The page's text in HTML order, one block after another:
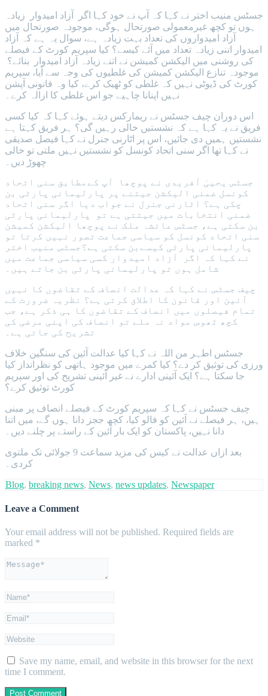
جسٹس منیب اختر نے کہا کہ آپ نے خود کہا اگر آزاد امیدوار زیادہ
ہوں تو کچھ غیرمعمولی صورتحال ہوگی، موجودہ صورتحال میں
آزاد امیدواروں کی تعداد بہت زیادہ ہے، سوال یہ ہے کہ آزاد
امیدوار اتنی زیادہ تعداد میں آئے کیسے؟ کیا سپریم کورٹ کے فیصلے
کی روشنی میں الیکشن کمیشن نے اتنے زیادہ آزاد امیدوار بنائے؟
موجودہ تنازع الیکشن کمیشن کی غلطیوں کی وجہ سے آیا، سپریم
کورٹ کی ڈیوٹی نہیں کہ غلطی کو ٹھیک کرے، کیا وہ قانونی آپشن
اس دوران چیف جسٹس نے ریمارکس دیتے ہوئے کہا کہ کیا کسی
فریق نے یہ کہا ہے کہ نشستیں خالی رہیں گی؟ ہر فریق کہتا ہے
نشستیں ہمیں دی جائیں، اس پر اٹارنی جنرل نے کہا فیصل صدیقی
نے کہا تھا اگر سنی اتحاد کونسل کو نشستیں نہیں ملتی تو خالی
چھوڑ دیں۔
جسٹس یحییٰ آفریدی نے پوچھا آپ کےمطابق سنی اتحاد
کونسل ضمنی الیکشن جیتنے پر پارلیمانی پارٹی بن
چکی ہے؟ اٹارنی جنرل نے جواب دیا اگر سنی اتحاد
ضمنی انتخابات میں جیتتی ہے تو پارلیمانی پارٹی
بن سکتی ہے، جسٹس عائشہ ملک نے پوچھا الیکشن کمیشن
سنی اتحاد کونسل کو سیاسی جماعت تصور نہیں کرتا تو
پارلیمانی پارٹی کیسےبن سکتی ہے؟جسٹس منیب اختر
نے کہا کہ اگر آزاد امیدوار کسی سیاسی جماعت میں
شامل ہوں تو پارلیمانی پارٹی بن جاتے ہیں۔
چیف جسٹس نے کہا کہ عدالت انصاف کے تقاضوں کا نہیں
آئین اور قانون کا اطلاق کرتی ہے؟ نظریہ ضرورت کے
تمام فیصلوں میں انصاف کے تقاضوں کا ہی ذکر ہے، جب
کچھ ٹھوس مواد نہ ملے تو انصاف کی اپنی مرضی کی
جسٹس اطہر من اللہ نے کہا کیا عدالت آئین کی سنگین خلاف
ورزی کی توثیق کر دے؟ کیا کمرے میں موجود ہاتھی کو نظرانداز کیا
جا سکتا ہے؟ ایک آئینی ادارے نے غیر آئینی تشریح کی اور سپریم
چیف جسٹس نے کہا کہ سپریم کورٹ کے فیصلے انصاف پر مبنی
ہیں، ہر فیصلے نے آئین کو فالو کیا، کچھ ججز دانا ہوں گے، میں اتنا
دانا نہیں، پاکستان کو ایک بار آئین کے راستے پر چلنے دیں۔
بعد ازاں عدالت نے کیس کی مزید سماعت 9 جولائی تک ملتوی
کردی۔
Blog, breaking news, News, news updates, Newspaper
Leave a Comment
Your email address will not be published. Required fields are
marked *
Save my name, email, and website in this browser for the next
time I comment.